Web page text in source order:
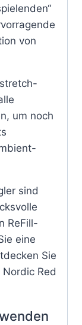
von
um noch
sind
ReFill-
eine
Sie
Red